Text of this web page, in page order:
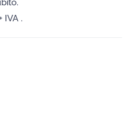
IVA .